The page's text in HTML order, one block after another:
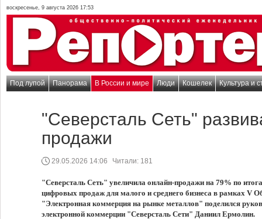
воскресенье, 9 августа 2026 17:53
Под лупой Панорама В России и мире Люди Кошелек Культура и
"Северсталь Сеть"
продажи
29.05.2026 14:06 Читали: 181
"Северсталь Сеть" увеличила онлайн-продажи на 79% по
цифровых продаж для малого и среднего бизнеса в рамках V
"Электронная коммерция на рынке металлов" поделился
электронной коммерции "Северсталь Сети" Даниил Ермолин.